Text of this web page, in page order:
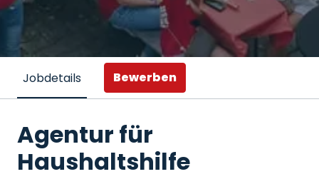
Jobdetails Bewerben
Agentur für
Haushaltshilfe